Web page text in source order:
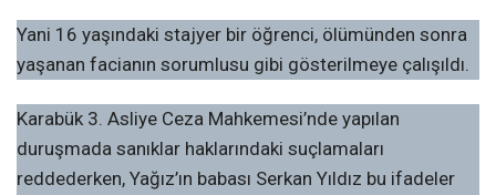
Yani 16 yaşındaki stajyer bir öğrenci, ölümünden sonra
yaşanan facianın sorumlusu gibi gösterilmeye çalışıldı.
Karabük 3. Asliye Ceza Mahkemesi’nde yapılan
duruşmada sanıklar haklarındaki suçlamaları
reddederken, Yağız’ın babası Serkan Yıldız bu ifadeler